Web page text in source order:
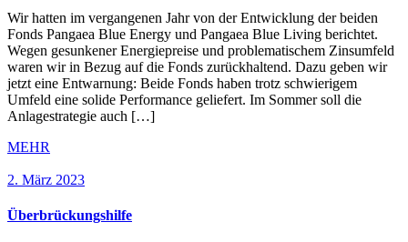
Wir hatten im vergangenen Jahr von der Entwicklung der beiden
Fonds Pangaea Blue Energy und Pangaea Blue Living berichtet.
Wegen gesunkener Energiepreise und problematischem Zinsumfeld
waren wir in Bezug auf die Fonds zurückhaltend. Dazu geben wir
jetzt eine Entwarnung: Beide Fonds haben trotz schwierigem
Umfeld eine solide Performance geliefert. Im Sommer soll die
Anlagestrategie auch […]
MEHR
2. März 2023
Überbrückungshilfe